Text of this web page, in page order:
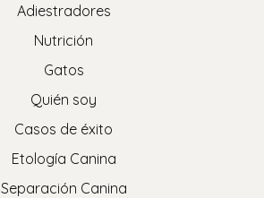
Adiestradores
Nutrición
Gatos
Quién soy
Casos de éxito
Etología Canina
Separación Canina